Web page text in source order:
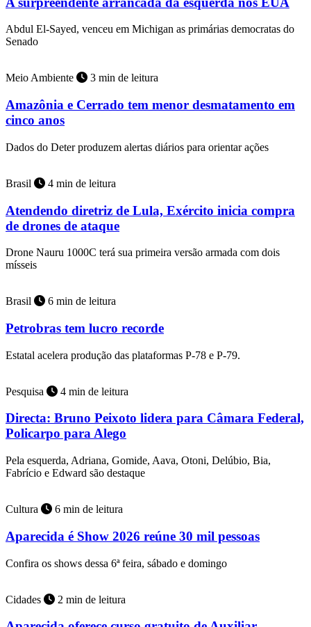
Abdul El-Sayed, venceu em Michigan as primárias democratas do
Senado
Meio Ambiente 3 min de leitura
Amazônia e Cerrado tem menor desmatamento em
cinco anos
Dados do Deter produzem alertas diários para orientar ações
Brasil 4 min de leitura
Atendendo diretriz de Lula, Exército inicia compra
de drones de ataque
Drone Nauru 1000C terá sua primeira versão armada com dois
mísseis
Brasil 6 min de leitura
Petrobras tem lucro recorde
Estatal acelera produção das plataformas P-78 e P-79.
Pesquisa 4 min de leitura
Directa: Bruno Peixoto lidera para Câmara Federal,
Policarpo para Alego
Pela esquerda, Adriana, Gomide, Aava, Otoni, Delúbio, Bia,
Fabrício e Edward são destaque
Cultura 6 min de leitura
Aparecida é Show 2026 reúne 30 mil pessoas
Confira os shows dessa 6ª feira, sábado e domingo
Cidades 2 min de leitura